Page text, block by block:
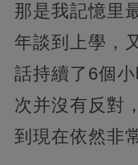
那是我記憶里
年談到上學，
話持續了6個
次并沒有反對
到現在依然非